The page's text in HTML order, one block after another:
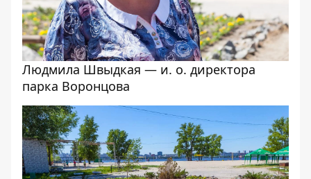
Людмила Швыдкая — и. о. директора
парка Воронцова